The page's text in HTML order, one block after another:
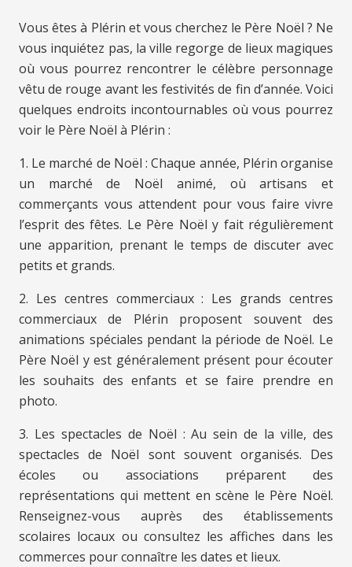
Vous êtes à Plérin et vous cherchez le Père Noël ? Ne
vous inquiétez pas, la ville regorge de lieux magiques
où vous pourrez rencontrer le célèbre personnage
vêtu de rouge avant les festivités de fin d’année. Voici
quelques endroits incontournables où vous pourrez
voir le Père Noël à Plérin :
1. Le marché de Noël : Chaque année, Plérin organise
un marché de Noël animé, où artisans et
commerçants vous attendent pour vous faire vivre
l’esprit des fêtes. Le Père Noël y fait régulièrement
une apparition, prenant le temps de discuter avec
petits et grands.
2. Les centres commerciaux : Les grands centres
commerciaux de Plérin proposent souvent des
animations spéciales pendant la période de Noël. Le
Père Noël y est généralement présent pour écouter
les souhaits des enfants et se faire prendre en
photo.
3. Les spectacles de Noël : Au sein de la ville, des
spectacles de Noël sont souvent organisés. Des
écoles ou associations préparent des
représentations qui mettent en scène le Père Noël.
Renseignez-vous auprès des établissements
scolaires locaux ou consultez les affiches dans les
commerces pour connaître les dates et lieux.